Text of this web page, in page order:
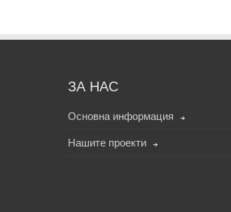
ЗА НАС
Основна информация
Нашите проекти